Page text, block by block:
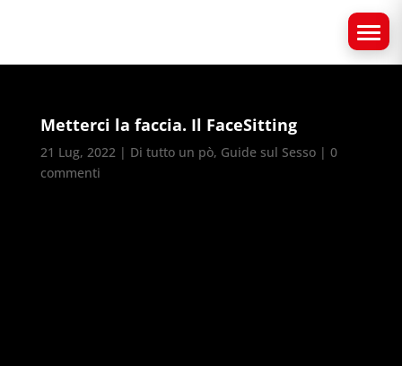
Metterci la faccia. Il FaceSitting
21 Lug, 2022| Di tutto un pò, Guide sul Sesso| 0
commenti